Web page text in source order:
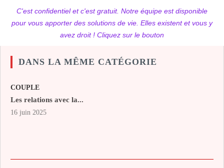
C'est confidentiel et c'est gratuit. Notre équipe est disponible
pour vous apporter des solutions de vie. Elles existent et vous y
avez droit ! Cliquez sur le bouton
DANS LA MÊME CATÉGORIE
COUPLE
Les relations avec la...
16 juin 2025